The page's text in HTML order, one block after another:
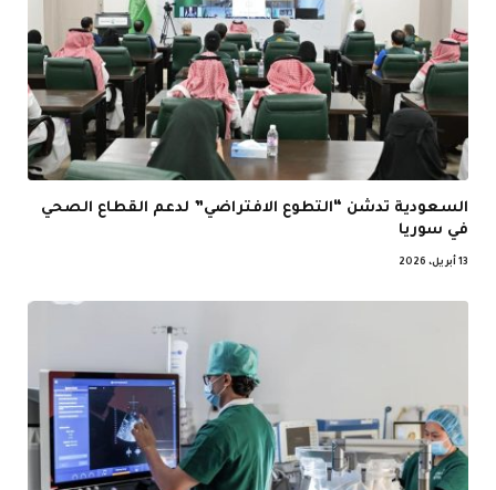
السعودية تدشن “التطوع الافتراضي” لدعم القطاع الصحي
في سوريا
13 أبريل، 2026